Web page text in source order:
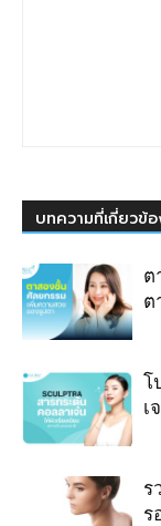
บทความที่เกี่ยวข้
ต
ต
โ
เ
ร
ร